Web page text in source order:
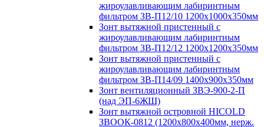
жироулавливающим лабиринтным
фильтром ЗВ-П12/10 1200х1000х350мм
Зонт вытяжной пристенный с
жироулавливающим лабиринтным
фильтром ЗВ-П12/12 1200х1200х350мм
Зонт вытяжной пристенный с
жироулавливающим лабиринтным
фильтром ЗВ-П14/09 1400х900х350мм
Зонт вентиляционный ЗВЭ-900-2-П
(над ЭП-6ЖШ)
Зонт вытяжной островной HICOLD
ЗВООК-0812 (1200х800x400мм, нерж.